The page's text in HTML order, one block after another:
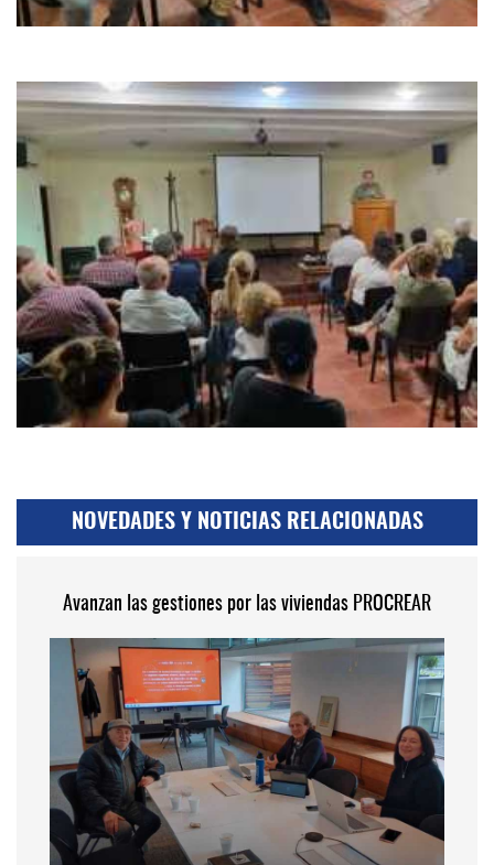
NOVEDADES Y NOTICIAS RELACIONADAS
Avanzan las gestiones por las viviendas PROCREAR